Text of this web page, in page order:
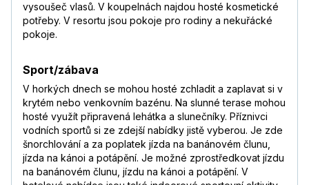
vysoušeč vlasů. V koupelnách najdou hosté kosmetické
potřeby. V resortu jsou pokoje pro rodiny a nekuřácké
pokoje.
Sport/zábava
V horkých dnech se mohou hosté zchladit a zaplavat si v
krytém nebo venkovním bazénu. Na slunné terase mohou
hosté využít připravená lehátka a slunečníky. Příznivci
vodních sportů si ze zdejší nabídky jistě vyberou. Je zde
šnorchlování a za poplatek jízda na banánovém člunu,
jízda na kánoi a potápění. Je možné zprostředkovat jízdu
na banánovém člunu, jízdu na kánoi a potápění. V